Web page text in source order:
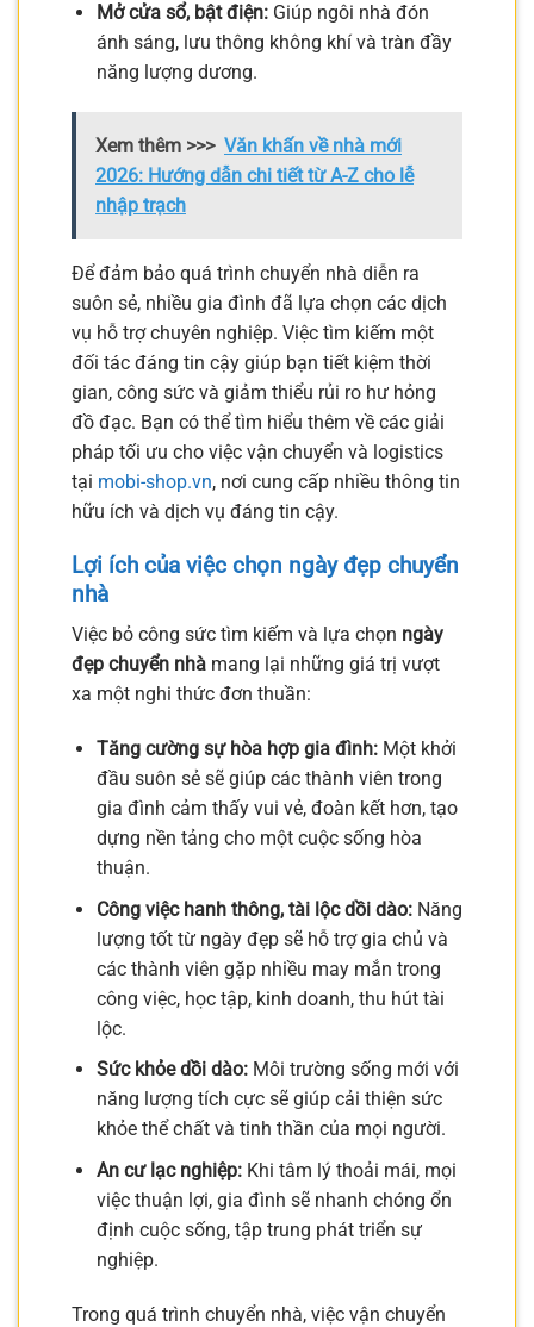
Mở cửa sổ, bật điện:Giúp ngôi nhà đón
ánh sáng, lưu thông không khí và tràn đầy
năng lượng dương.
Xem thêm >>> Văn khấn về nhà mới
2026: Hướng dẫn chi tiết từ A-Z cho lễ
nhập trạch
Để đảm bảo quá trình chuyển nhà diễn ra
suôn sẻ, nhiều gia đình đã lựa chọn các dịch
vụ hỗ trợ chuyên nghiệp. Việc tìm kiếm một
đối tác đáng tin cậy giúp bạn tiết kiệm thời
gian, công sức và giảm thiểu rủi ro hư hỏng
đồ đạc. Bạn có thể tìm hiểu thêm về các giải
pháp tối ưu cho việc vận chuyển và logistics
tại mobi-shop.vn, nơi cung cấp nhiều thông tin
hữu ích và dịch vụ đáng tin cậy.
Lợi ích của việc chọn ngày đẹp chuyển
nhà
Việc bỏ công sức tìm kiếm và lựa chọn ngày
đẹp chuyển nhà mang lại những giá trị vượt
xa một nghi thức đơn thuần:
Tăng cường sự hòa hợp gia đình:Một khởi
đầu suôn sẻ sẽ giúp các thành viên trong
gia đình cảm thấy vui vẻ, đoàn kết hơn, tạo
dựng nền tảng cho một cuộc sống hòa
thuận.
Công việc hanh thông, tài lộc dồi dào:Năng
lượng tốt từ ngày đẹp sẽ hỗ trợ gia chủ và
các thành viên gặp nhiều may mắn trong
công việc, học tập, kinh doanh, thu hút tài
lộc.
Sức khỏe dồi dào:Môi trường sống mới với
năng lượng tích cực sẽ giúp cải thiện sức
khỏe thể chất và tinh thần của mọi người.
An cư lạc nghiệp:Khi tâm lý thoải mái, mọi
việc thuận lợi, gia đình sẽ nhanh chóng ổn
định cuộc sống, tập trung phát triển sự
nghiệp.
Trong quá trình chuyển nhà, việc vận chuyển